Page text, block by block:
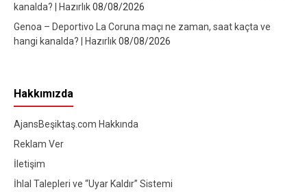
kanalda? | Hazırlık08/08/2026
Genoa – Deportivo La Coruna maçı ne zaman, saat kaçta ve
hangi kanalda? | Hazırlık08/08/2026
Hakkımızda
AjansBeşiktaş.com Hakkında
Reklam Ver
İletişim
İhlal Talepleri ve “Uyar Kaldır” Sistemi